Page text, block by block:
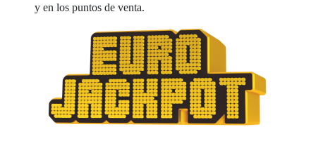
y en los puntos de venta.